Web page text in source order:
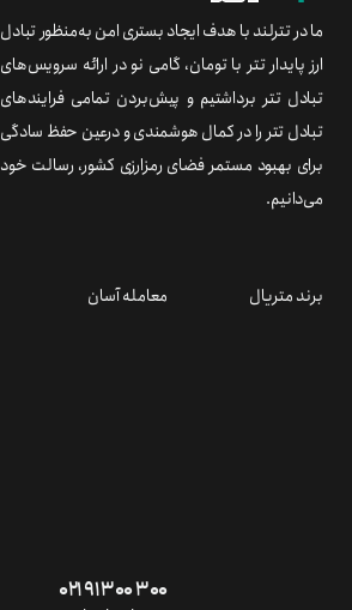
ما در تترلند با هدف ایجاد بستری امن به‌منظور تبادل
ارز پایدار تتر با تومان، گامی نو در ارائه سرویس‌های
تبادل تتر برداشتیم و پیش‌بردن تمامی فرایندهای
تبادل تتر را در کمال هوشمندی و درعین حفظ سادگی
برای بهبود مستمر فضای رمزارزی کشور، رسالت خود
می‌دانیم.
برند متریال معامله آسان
۰۲۱ ۹۱ ۳۰۰ ۳۰۰